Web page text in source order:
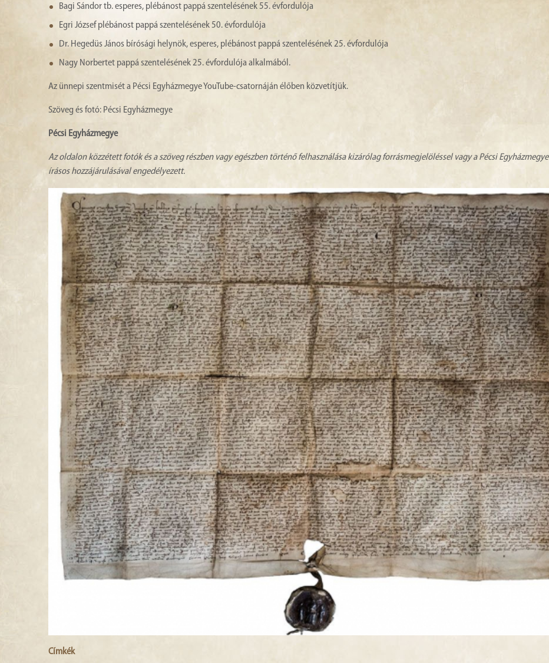
Bagi Sándor tb. esperes, plébánost pappá szentelésének 55. évfordulója
Egri József plébánost pappá szentelésének 50. évfordulója
Dr. Hegedüs János bírósági helynök, esperes, plébánost pappá szentelésének 25. évfordulója
Nagy Norbertet pappá szentelésének 25. évfordulója alkalmából.
Az ünnepi szentmisét a Pécsi Egyházmegye YouTube-csatornáján élőben közvetítjük.
Szöveg és fotó: Pécsi Egyházmegye
Pécsi Egyházmegye
Az oldalon közzétett fotók és a szöveg részben vagy egészben történő felhasználása kizárólag forrásmegjelöléssel vagy a Pécsi Egyházmegye
írásos hozzájárulásával engedélyezett.
Címkék